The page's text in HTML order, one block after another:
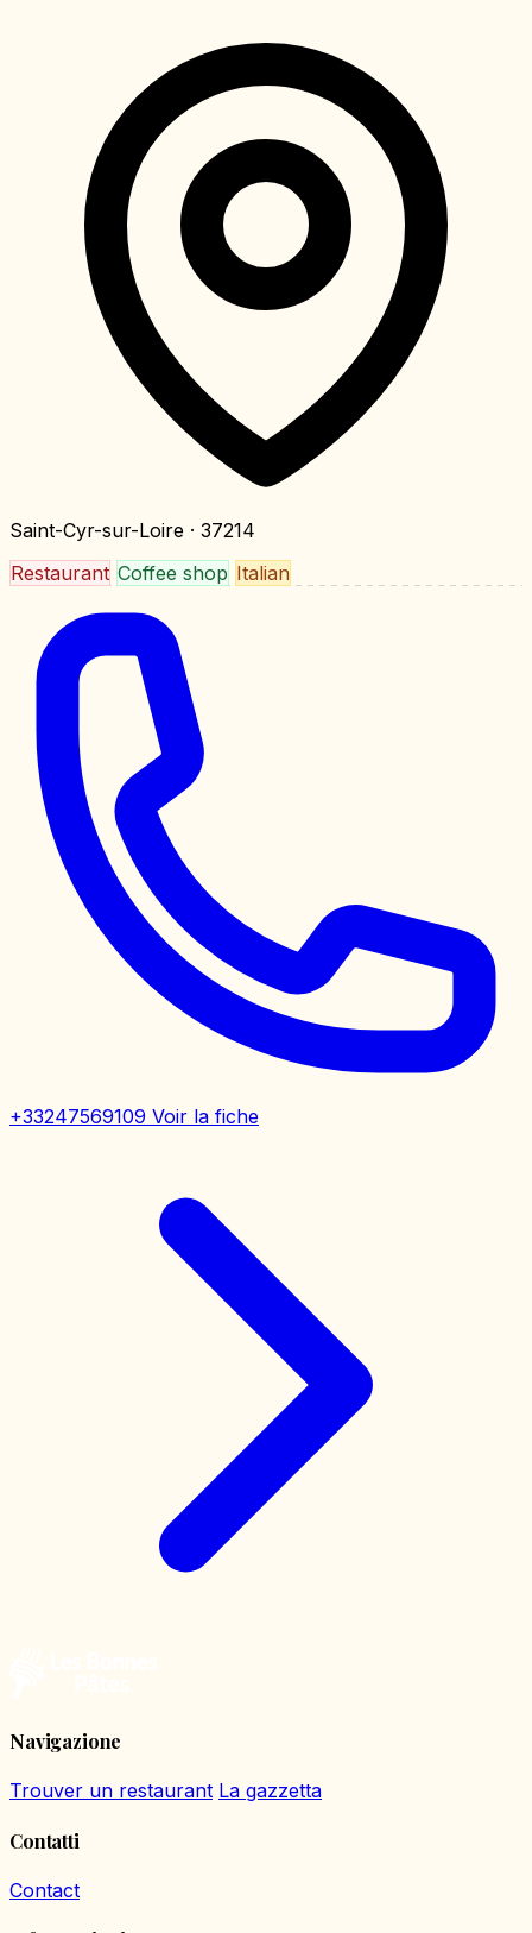
Saint-Cyr-sur-Loire · 37214
Restaurant Coffee shop Italian
+33247569109 Voir la fiche
Navigazione
Trouver un restaurant La gazzetta
Contatti
Contact